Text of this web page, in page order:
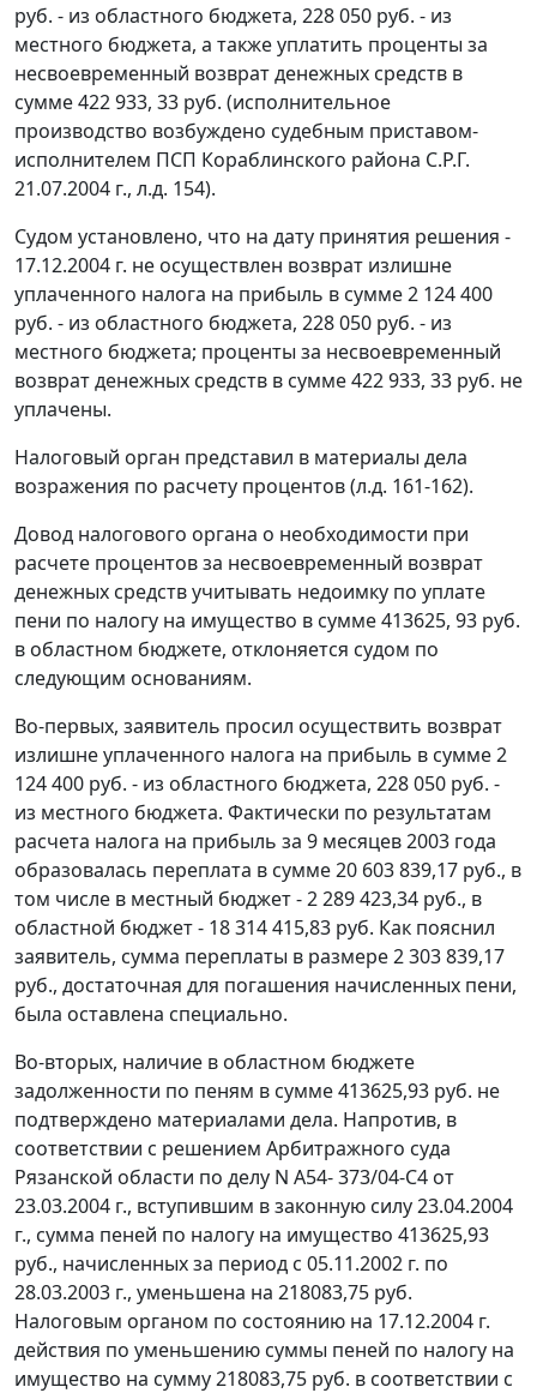
руб. - из областного бюджета, 228 050 руб. - из
местного бюджета, а также уплатить проценты за
несвоевременный возврат денежных средств в
сумме 422 933, 33 руб. (исполнительное
производство возбуждено судебным приставом-
исполнителем ПСП Кораблинского района С.Р.Г.
21.07.2004 г., л.д. 154).
Судом установлено, что на дату принятия решения -
17.12.2004 г. не осуществлен возврат излишне
уплаченного налога на прибыль в сумме 2 124 400
руб. - из областного бюджета, 228 050 руб. - из
местного бюджета; проценты за несвоевременный
возврат денежных средств в сумме 422 933, 33 руб. не
уплачены.
Налоговый орган представил в материалы дела
возражения по расчету процентов (л.д. 161-162).
Довод налогового органа о необходимости при
расчете процентов за несвоевременный возврат
денежных средств учитывать недоимку по уплате
пени по налогу на имущество в сумме 413625, 93 руб.
в областном бюджете, отклоняется судом по
следующим основаниям.
Во-первых, заявитель просил осуществить возврат
излишне уплаченного налога на прибыль в сумме 2
124 400 руб. - из областного бюджета, 228 050 руб. -
из местного бюджета. Фактически по результатам
расчета налога на прибыль за 9 месяцев 2003 года
образовалась переплата в сумме 20 603 839,17 руб., в
том числе в местный бюджет - 2 289 423,34 руб., в
областной бюджет - 18 314 415,83 руб. Как пояснил
заявитель, сумма переплаты в размере 2 303 839,17
руб., достаточная для погашения начисленных пени,
была оставлена специально.
Во-вторых, наличие в областном бюджете
задолженности по пеням в сумме 413625,93 руб. не
подтверждено материалами дела. Напротив, в
соответствии с решением Арбитражного суда
Рязанской области по делу N А54- 373/04-С4 от
23.03.2004 г., вступившим в законную силу 23.04.2004
г., сумма пеней по налогу на имущество 413625,93
руб., начисленных за период с 05.11.2002 г. по
28.03.2003 г., уменьшена на 218083,75 руб.
Налоговым органом по состоянию на 17.12.2004 г.
действия по уменьшению суммы пеней по налогу на
имущество на сумму 218083,75 руб. в соответствии с